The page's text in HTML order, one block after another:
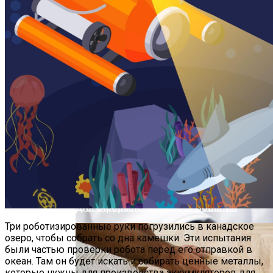
Молодые Люди С Увеличенным Левым
Гиппокампом Склонны К Усилению
Симптомов Депрессии В Сложных
Жизненных Обстоятельствах
Дизайн Квартиры Студии 40 Кв. М: Идеи
Для Оформления И Зонирования
Три роботизированные руки погрузились в канадское
озеро, чтобы собрать со дна камешки. Эти испытания
были частью проверки робота перед его отправкой в
океан. Там он будет искать и собирать ценные металлы,